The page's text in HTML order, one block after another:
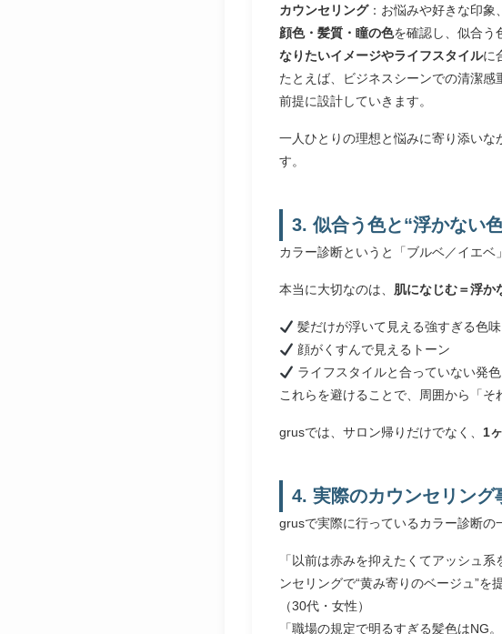
カウンセリング：お悩みや好きな印象
顔色・髪質・瞳の色を確認し、似合う
なりたいイメージやライフスタイルに
たとえば、ビジネスシーンでの清潔感
前提に設計していきます。
一人ひとりの理想と悩みに寄り添い
す。
3. 似合う色と“浮かない
カラー診断というと「ブルベ／イエベ
本当に大切なのは、 肌になじむ＝浮か
髪だけが浮いて見える強すぎる色味
顔がくすんで見えるトーン
ライフスタイルと合っていない発色
これらを避けることで、周囲から「そ
grusでは、サロン帰りだけでなく、 1
4. 実際のカウンセリング
grusで実際に行っているカラー診断の
「以前は赤みを抑えたくてアッシュ
ンセリングで“黄み寄りのベージュ”を
（30代・女性）
「職場の規定で明るすぎる髪色は